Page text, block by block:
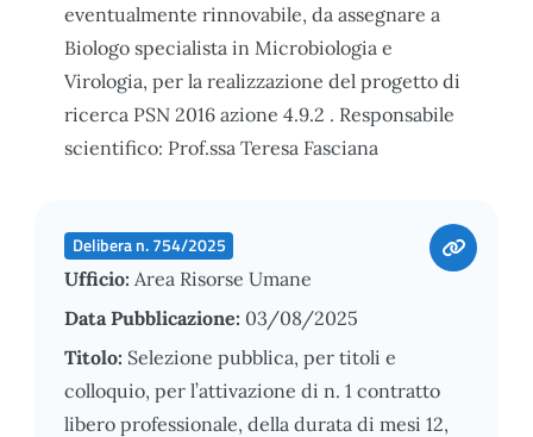
eventualmente rinnovabile, da assegnare a
Biologo specialista in Microbiologia e
Virologia, per la realizzazione del progetto di
ricerca PSN 2016 azione 4.9.2 . Responsabile
scientifico: Prof.ssa Teresa Fasciana
Delibera n. 754/2025
Ufficio: Area Risorse Umane
Data Pubblicazione: 03/08/2025
Titolo: Selezione pubblica, per titoli e
colloquio, per l’attivazione di n. 1 contratto
libero professionale, della durata di mesi 12,